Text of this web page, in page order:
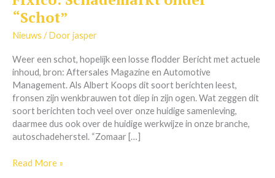
“Schot”
Nieuws / Doorjasper
Weer een schot, hopelijk een losse flodder Bericht met actuele
inhoud, bron: Aftersales Magazine en Automotive
Management. Als Albert Koops dit soort berichten leest,
fronsen zijn wenkbrauwen tot diep in zijn ogen. Wat zeggen dit
soort berichten toch veel over onze huidige samenleving,
daarmee dus ook over de huidige werkwijze in onze branche,
autoschadeherstel. “Zomaar […]
Schademarkt
onder
“Schot”
Read More »